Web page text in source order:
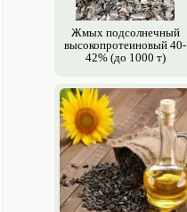
Жмых подсолнечный
высоко­протеиновый 40-
42% (до 1000 т)